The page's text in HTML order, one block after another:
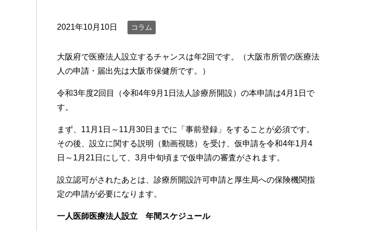
2021年10月10日 コラム
大阪府で医療法人設立するチャンスは年2回です。（大阪市所管の医療法
人の申請・届出先は大阪市保健所です。）
令和3年度2回目（令和4年9月1日法人診療所開設）の本申請は4月1日で
す。
まず、11月1日～11月30日までに「事前登録」をすることが必須です。
その後、設立に関する説明（動画視聴）を受け、仮申請を令和4年1月4
日～1月21日にして、3月中旬頃まで仮申請の審査がされます。
設立認可がされたあとは、診療所開設許可申請と厚生局への保険機関指
定の申請が必要になります。
一人医師医療法人設立 年間スケジュール